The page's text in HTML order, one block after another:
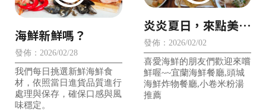
海鮮新鮮嗎？
發佈：2026/02/28
我們每日挑選新鮮海鮮食
材，依照當日進貨品質進行
處理與保存，確保口感與風
味穩定。
炎炎夏日，來點美味
新鮮的炸物，再配上
一罐清涼的啤酒
發佈：2026/02/02
喜愛海鮮的朋友們歡迎來嚐
鮮喔~~宜蘭海鮮餐廳,頭城
海鮮炸物餐廳,小卷米粉湯
推薦